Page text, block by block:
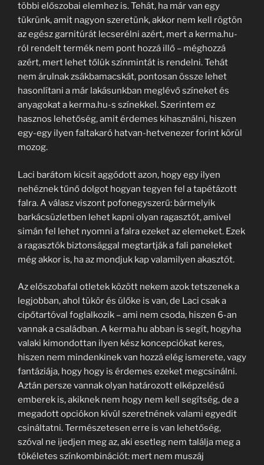
többi előszobai elemhez is. Tehát, ha már van egy
tükrünk, amit nagyon szeretünk, akkor nem kell rögtön
az egész garnitúrát lecserélni azért, mert a kerma.hu-
ról rendelt termék nem pont hozzá illő – méghozzá
azért, mert lehet tőlük színmintát is rendelni. Tehát
nem árulnak zsákbamacskát, pontosan össze lehet
hasonlítani a már lakásunkban meglévő színeket és
anyagokat a kerma.hu-s színekkel. Szerintem ez
hasznos lehetőség, amit érdemes kihasználni, hiszen
egy-egy ilyen faltakaró hatvan-hetvenezer forint körül
mozog.
Laci barátom kicsit aggódott azon, hogy egy ilyen
nehéznek tűnő dolgot hogyan tegyen fel a tapétázott
falra. A válasz viszont pofonegyszerű: bármelyik
barkácsüzletben lehet kapni olyan ragasztót, amivel
simán fel lehet nyomni a falra ezeket az elemeket. Ezek
a ragasztók biztonsággal megtartják a fali paneleket
még akkor is, ha az mondjuk kap valamilyen akasztót.
Az előszobafal otletek között nekem azok tetszenek a
legjobban, ahol tükör és ülőke is van, de Laci csak a
cipőtartóval foglalkozik – ami nem csoda, hiszen 6-an
vannak a családban. A kerma.hu abban is segít, hogyha
valaki kimondottan ilyen kész koncepciókat keres,
hiszen nem mindenkinek van hozzá elég ismerete, vagy
fantáziája, hogy hogy is érdemes ezeket megcsinálni.
Aztán persze vannak olyan határozott elképzelésű
emberek is, akiknek nem hogy nem kell segítség, de a
megadott opciókon kívül szeretnének valami egyedit
csináltatni. Természetesen erre is van lehetőség,
szóval ne ijedjen meg az, aki esetleg nem találja meg a
tökéletes színkombinációt: mert nem muszáj